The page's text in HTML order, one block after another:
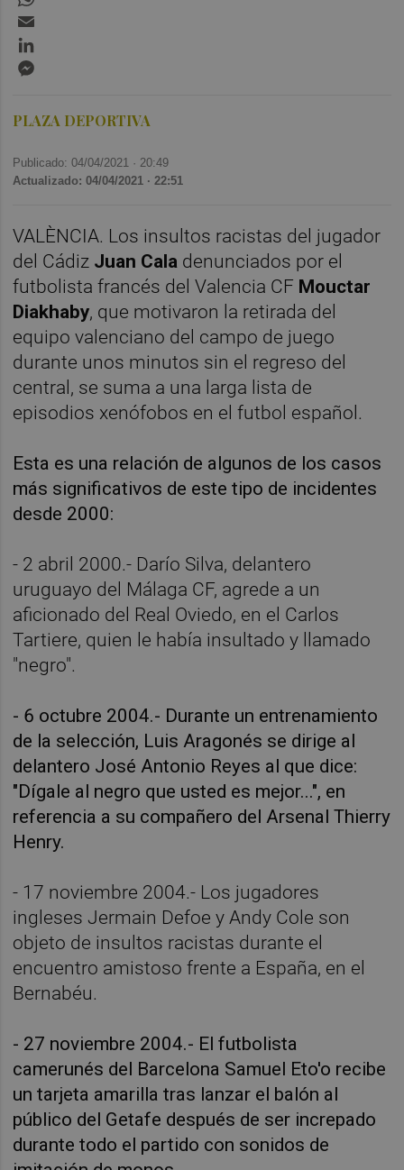
PLAZA DEPORTIVA
Publicado: 04/04/2021 · 20:49
Actualizado: 04/04/2021 · 22:51
VALÈNCIA. Los insultos racistas del jugador
del Cádiz Juan Cala denunciados por el
futbolista francés del Valencia CF Mouctar
Diakhaby, que motivaron la retirada del
equipo valenciano del campo de juego
durante unos minutos sin el regreso del
central, se suma a una larga lista de
episodios xenófobos en el futbol español.
Esta es una relación de algunos de los casos
más significativos de este tipo de incidentes
desde 2000:
- 2 abril 2000.- Darío Silva, delantero
uruguayo del Málaga CF, agrede a un
aficionado del Real Oviedo, en el Carlos
Tartiere, quien le había insultado y llamado
"negro".
- 6 octubre 2004.- Durante un entrenamiento
de la selección, Luis Aragonés se dirige al
delantero José Antonio Reyes al que dice:
"Dígale al negro que usted es mejor...", en
referencia a su compañero del Arsenal Thierry
Henry.
- 17 noviembre 2004.- Los jugadores
ingleses Jermain Defoe y Andy Cole son
objeto de insultos racistas durante el
encuentro amistoso frente a España, en el
Bernabéu.
- 27 noviembre 2004.- El futbolista
camerunés del Barcelona Samuel Eto'o recibe
un tarjeta amarilla tras lanzar el balón al
público del Getafe después de ser increpado
durante todo el partido con sonidos de